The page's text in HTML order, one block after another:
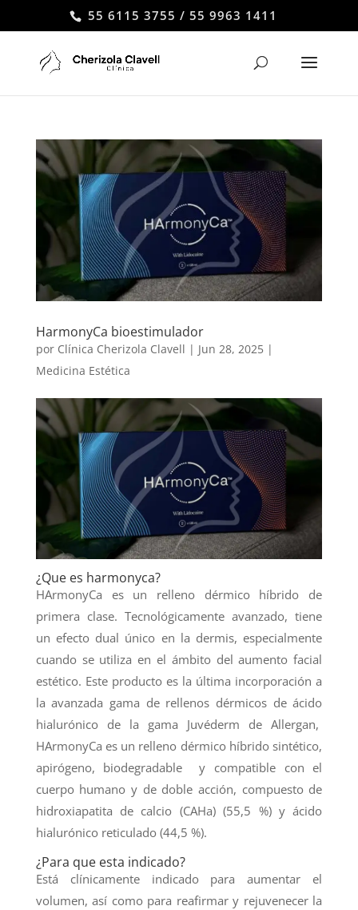
55 6115 3755 / 55 9963 1411
HarmonyCa bioestimulador
por Clínica Cherizola Clavell | Jun 28, 2025|
Medicina Estética
¿Que es harmonyca?
HArmonyCa es un relleno dérmico híbrido de
primera clase. Tecnológicamente avanzado, tiene
un efecto dual único en la dermis, especialmente
cuando se utiliza en el ámbito del aumento facial
estético. Este producto es la última incorporación a
la avanzada gama de rellenos dérmicos de ácido
hialurónico de la gama Juvéderm de Allergan,
HArmonyCa es un relleno dérmico híbrido sintético,
apirógeno, biodegradable y compatible con el
cuerpo humano y de doble acción, compuesto de
hidroxiapatita de calcio (CAHa) (55,5 %) y ácido
hialurónico reticulado (44,5 %).
¿Para que esta indicado?
Está clínicamente indicado para aumentar el
volumen, así como para reafirmar y rejuvenecer la